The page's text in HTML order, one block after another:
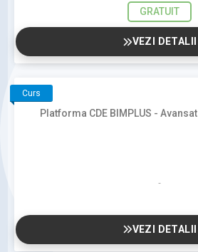
GRATUIT
VEZI DETALII
Curs
Platforma CDE BIMPLUS - Avansat
VEZI DETALII